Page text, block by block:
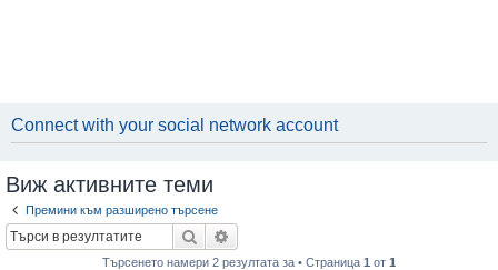
Connect with your social network account
Виж активните теми
Премини към разширено търсене
Търсене
Търсенето намери 2 резултата за • Страница 1 от 1